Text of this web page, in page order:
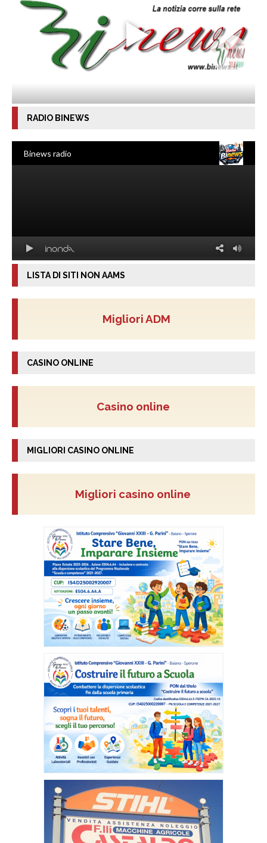
RADIO BINEWS
LISTA DI SITI NON AAMS
Migliori ADM
CASINO ONLINE
Casino online
MIGLIORI CASINO ONLINE
Migliori casino online